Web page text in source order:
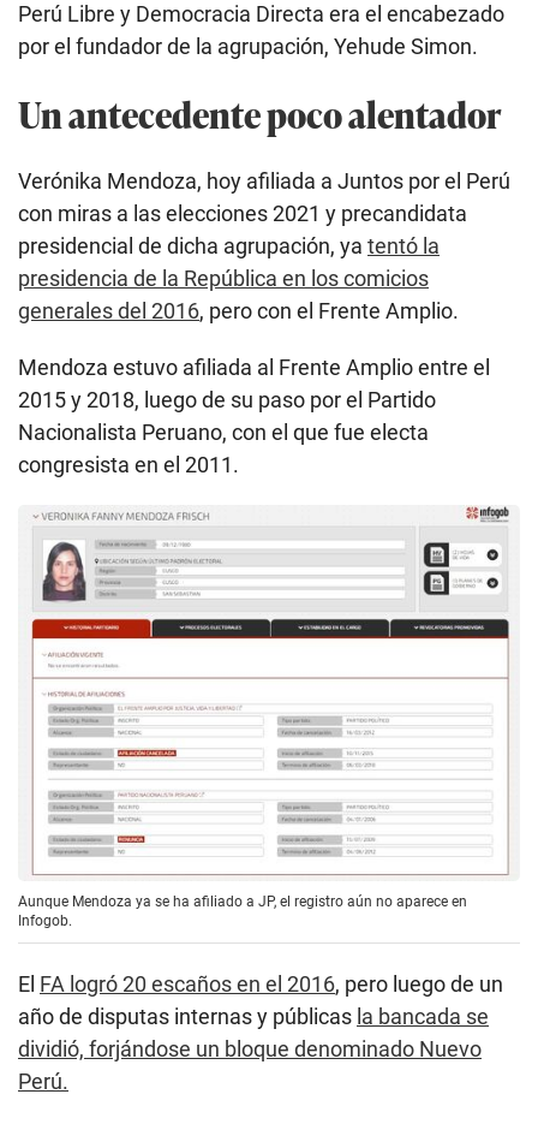
Perú Libre y Democracia Directa era el encabezado
por el fundador de la agrupación, Yehude Simon.
Un antecedente poco alentador
Verónika Mendoza, hoy afiliada a Juntos por el Perú
con miras a las elecciones 2021 y precandidata
presidencial de dicha agrupación, ya tentó la
presidencia de la República en los comicios
generales del 2016, pero con el Frente Amplio.
Mendoza estuvo afiliada al Frente Amplio entre el
2015 y 2018, luego de su paso por el Partido
Nacionalista Peruano, con el que fue electa
congresista en el 2011.
Aunque Mendoza ya se ha afiliado a JP, el registro aún no aparece en
Infogob.
El FA logró 20 escaños en el 2016, pero luego de un
año de disputas internas y públicas la bancada se
dividió, forjándose un bloque denominado Nuevo
Perú.